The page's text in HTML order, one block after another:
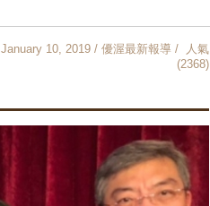
January 10, 2019 / 優渥最新報導 / 人氣
(2368)